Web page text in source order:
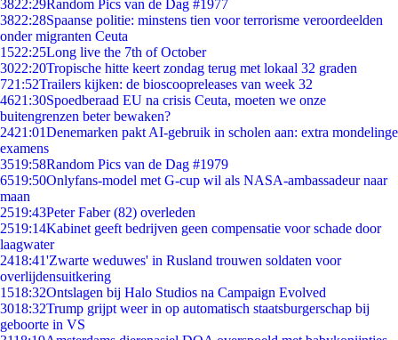
3822:29Random Pics van de Dag #1977
3822:28Spaanse politie: minstens tien voor terrorisme veroordeelden
onder migranten Ceuta
1522:25Long live the 7th of October
3022:20Tropische hitte keert zondag terug met lokaal 32 graden
721:52Trailers kijken: de bioscoopreleases van week 32
4621:30Spoedberaad EU na crisis Ceuta, moeten we onze
buitengrenzen beter bewaken?
2421:01Denemarken pakt AI-gebruik in scholen aan: extra mondelinge
examens
3519:58Random Pics van de Dag #1979
6519:50Onlyfans-model met G-cup wil als NASA-ambassadeur naar
maan
2519:43Peter Faber (82) overleden
2519:14Kabinet geeft bedrijven geen compensatie voor schade door
laagwater
2418:41'Zwarte weduwes' in Rusland trouwen soldaten voor
overlijdensuitkering
1518:32Ontslagen bij Halo Studios na Campaign Evolved
3018:32Trump grijpt weer in op automatisch staatsburgerschap bij
geboorte in VS